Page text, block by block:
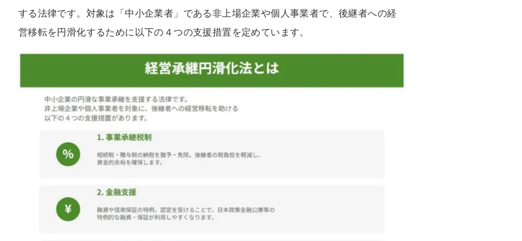
する法律です。対象は「中小企業者」である非上場企業や個人事業者で、後継者への経
営移転を円滑化するために以下の４つの支援措置を定めています。